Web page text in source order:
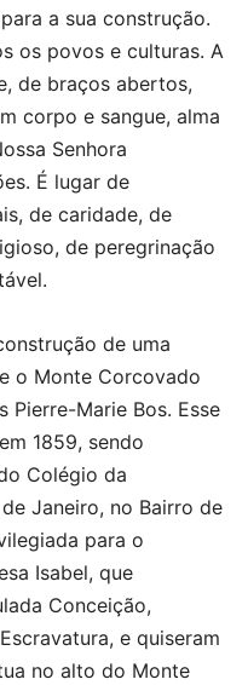
a sua construção.
os povos e culturas. A
de braços abertos,
corpo e sangue, alma
Senhora
É lugar de
de caridade, de
de peregrinação
de uma
o Monte Corcovado
Pierre-Marie Bos. Esse
1859, sendo
Colégio da
Janeiro, no Bairro de
para o
Isabel, que
Conceição,
e quiseram
no alto do Monte